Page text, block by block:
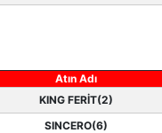
Atın Adı
KING FERİT(2)
SINCERO(6)